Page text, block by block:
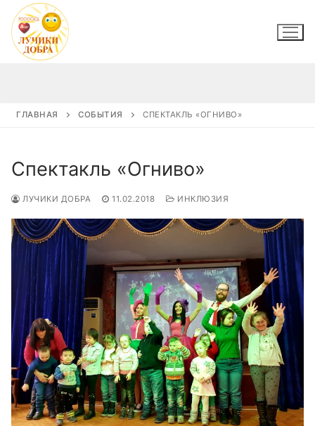
Перейти
содержимому
ГЛАВНАЯ СОБЫТИЯ СПЕКТАКЛЬ «ОГНИВО»
Спектакль «Огниво»
ЛУЧИКИ ДОБРА 11.02.2018 ИНКЛЮЗИЯ